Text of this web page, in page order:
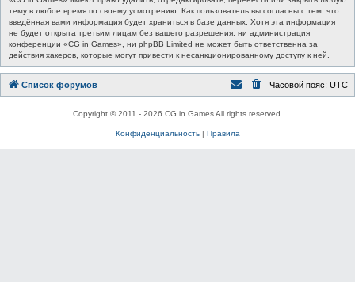
тему в любое время по своему усмотрению. Как пользователь вы согласны с тем, что
введённая вами информация будет храниться в базе данных. Хотя эта информация
не будет открыта третьим лицам без вашего разрешения, ни администрация
конференции «CG in Games», ни phpBB Limited не может быть ответственна за
действия хакеров, которые могут привести к несанкционированному доступу к ней.
Список форумов Часовой пояс: UTC
Copyright © 2011 - 2026 CG in Games All rights reserved.
Конфиденциальность| Правила